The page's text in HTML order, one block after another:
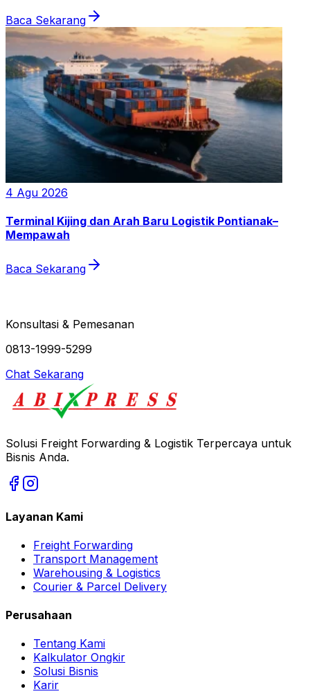
Baca Sekarang
4 Agu 2026
Terminal Kijing dan Arah Baru Logistik Pontianak–
Mempawah
Baca Sekarang
Konsultasi & Pemesanan
0813-1999-5299
Chat Sekarang
Solusi Freight Forwarding & Logistik Terpercaya untuk
Bisnis Anda.
Layanan Kami
Freight Forwarding
Transport Management
Warehousing & Logistics
Courier & Parcel Delivery
Perusahaan
Tentang Kami
Kalkulator Ongkir
Solusi Bisnis
Karir